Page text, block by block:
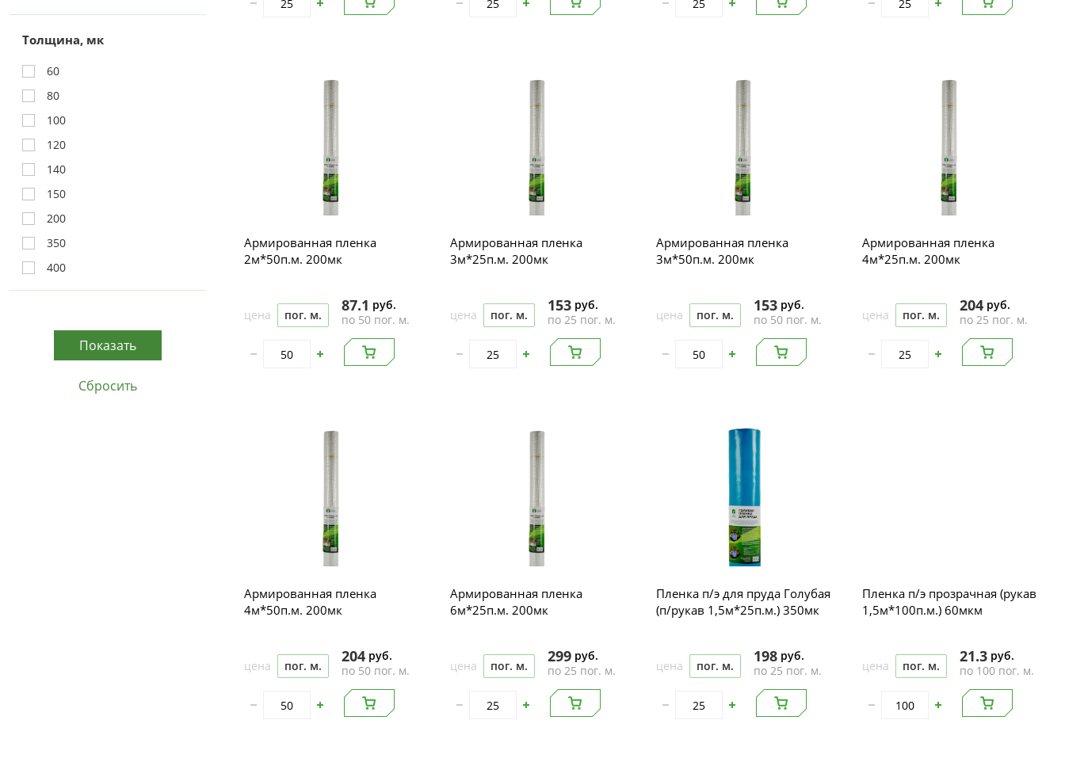
Толщина, мк
60
80
100
120
140
150
200
350
400
Армированная пленка
2м*50п.м. 200мк
цена пог. м.
87.1 руб.
по 50 пог. м.
Армированная пленка
3м*25п.м. 200мк
цена пог. м.
153 руб.
по 25 пог. м.
Армированная пленка
3м*50п.м. 200мк
цена пог. м.
153 руб.
по 50 пог. м.
Армированная пленка
4м*25п.м. 200мк
цена пог. м.
204 руб.
по 25 пог. м.
Армированная пленка
4м*50п.м. 200мк
цена пог. м.
204 руб.
по 50 пог. м.
Армированная пленка
6м*25п.м. 200мк
цена пог. м.
299 руб.
по 25 пог. м.
Пленка п/э для пруда Голубая
(п/рукав 1,5м*25п.м.) 350мк
цена пог. м.
198 руб.
по 25 пог. м.
Пленка п/э прозрачная (рукав
1,5м*100п.м.) 60мкм
цена пог. м.
21.3 руб.
по 100 пог. м.